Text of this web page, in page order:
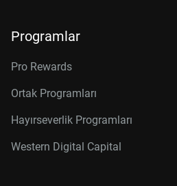
Programlar
Pro Rewards
Ortak Programları
Hayırseverlik Programları
Western Digital Capital